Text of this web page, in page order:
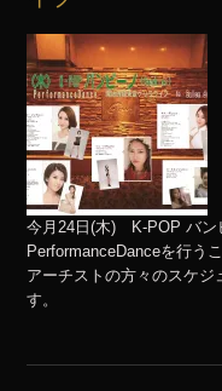
今月24日(木) K-POP バン
PerformanceDanceを行う
アーチストの方々のスケジ
す。